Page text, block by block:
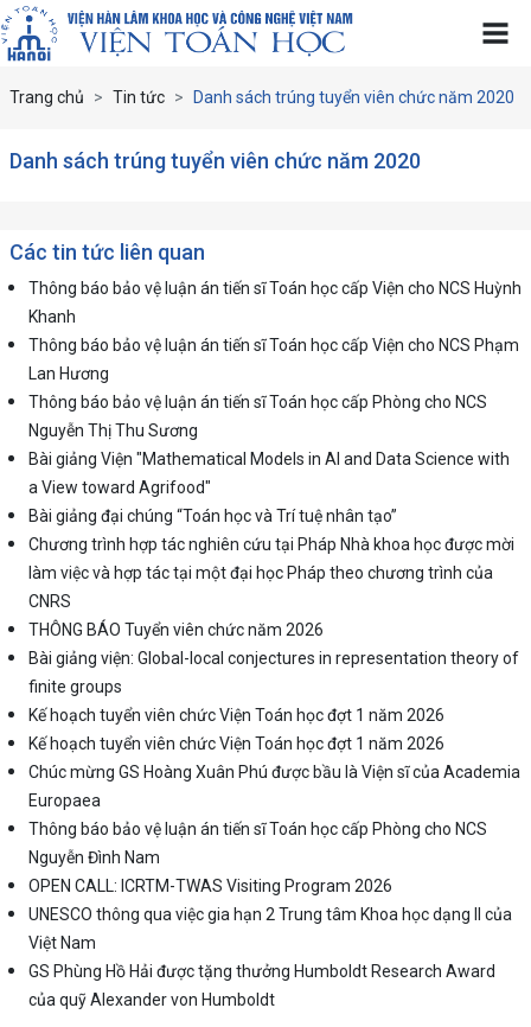
Trang chủ Tin tức Danh sách trúng tuyển viên chức năm 2020
Danh sách trúng tuyển viên chức năm 2020
Các tin tức liên quan
Thông báo bảo vệ luận án tiến sĩ Toán học cấp Viện cho NCS Huỳnh
Khanh
Thông báo bảo vệ luận án tiến sĩ Toán học cấp Viện cho NCS Phạm
Lan Hương
Thông báo bảo vệ luận án tiến sĩ Toán học cấp Phòng cho NCS
Nguyễn Thị Thu Sương
Bài giảng Viện "Mathematical Models in AI and Data Science with
a View toward Agrifood"
Bài giảng đại chúng “Toán học và Trí tuệ nhân tạo”
Chương trình hợp tác nghiên cứu tại Pháp Nhà khoa học được mời
làm việc và hợp tác tại một đại học Pháp theo chương trình của
CNRS
THÔNG BÁO Tuyển viên chức năm 2026
Bài giảng viện: Global-local conjectures in representation theory of
finite groups
Kế hoạch tuyển viên chức Viện Toán học đợt 1 năm 2026
Kế hoạch tuyển viên chức Viện Toán học đợt 1 năm 2026
Chúc mừng GS Hoàng Xuân Phú được bầu là Viện sĩ của Academia
Europaea
Thông báo bảo vệ luận án tiến sĩ Toán học cấp Phòng cho NCS
Nguyễn Đình Nam
OPEN CALL: ICRTM-TWAS Visiting Program 2026
UNESCO thông qua việc gia hạn 2 Trung tâm Khoa học dạng II của
Việt Nam
GS Phùng Hồ Hải được tặng thưởng Humboldt Research Award
của quỹ Alexander von Humboldt